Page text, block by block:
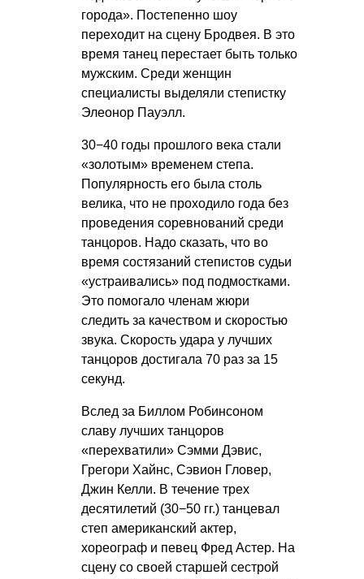
города». Постепенно шоу
переходит на сцену Бродвея. В это
время танец перестает быть только
мужским. Среди женщин
специалисты выделяли степистку
Элеонор Пауэлл.
30−40 годы прошлого века стали
«золотым» временем степа.
Популярность его была столь
велика, что не проходило года без
проведения соревнований среди
танцоров. Надо сказать, что во
время состязаний степистов судьи
«устраивались» под подмостками.
Это помогало членам жюри
следить за качеством и скоростью
звука. Скорость удара у лучших
танцоров достигала 70 раз за 15
секунд.
Вслед за Биллом Робинсоном
славу лучших танцоров
«перехватили» Сэмми Дэвис,
Грегори Хайнс, Сэвион Гловер,
Джин Келли. В течение трех
десятилетий (30−50 гг.) танцевал
степ американский актер,
хореограф и певец Фред Астер. На
сцену со своей старшей сестрой